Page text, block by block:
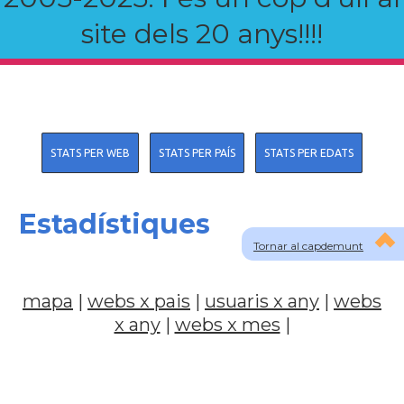
site dels 20 anys!!!!
Tornar al capdemunt
STATS PER WEB STATS PER PAÍS STATS PER EDATS
Estadístiques
mapa | webs x pais | usuaris x any | webs
x any| webs x mes |